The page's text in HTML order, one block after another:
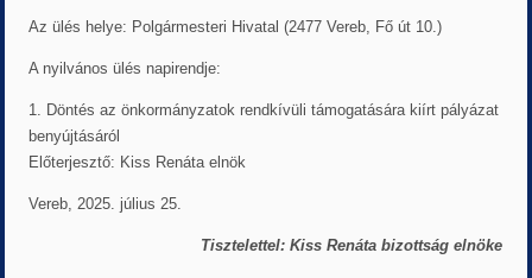
Az ülés helye: Polgármesteri Hivatal (2477 Vereb, Fő út 10.)
A nyilvános ülés napirendje:
1. Döntés az önkormányzatok rendkívüli támogatására kiírt pályázat
benyújtásáról
Előterjesztő: Kiss Renáta elnök
Vereb, 2025. július 25.
Tisztelettel: Kiss Renáta bizottság elnöke